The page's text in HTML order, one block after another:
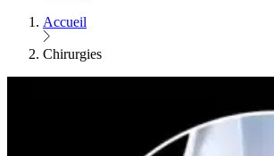
Accueil
Chirurgies